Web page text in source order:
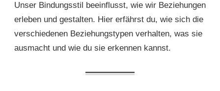
Unser Bindungsstil beeinflusst, wie wir Beziehungen
erleben und gestalten. Hier erfährst du, wie sich die
verschiedenen Beziehungstypen verhalten, was sie
ausmacht und wie du sie erkennen kannst.